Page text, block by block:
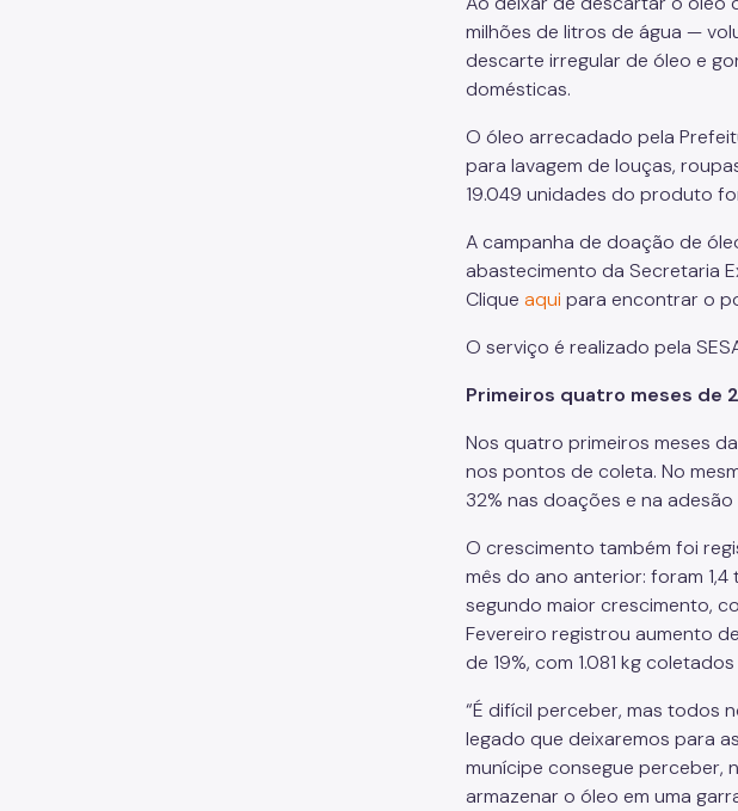
milhões de litros de água —
descarte irregular de óleo e
domésticas.
O óleo arrecadado pela
para lavagem de louças,
19.049 unidades do produto
A campanha de doação de
abastecimento da Secretaria
Clique aqui para encontrar o
O serviço é realizado pela
Primeiros quatro meses de
Nos quatro primeiros meses
nos pontos de coleta. No
32% nas doações e na
O crescimento também foi
mês do ano anterior: foram
segundo maior crescimento,
Fevereiro registrou aumento
de 19%, com 1.081 kg
“É difícil perceber, mas todos
legado que deixaremos para
munícipe consegue perceber,
armazenar o óleo em uma